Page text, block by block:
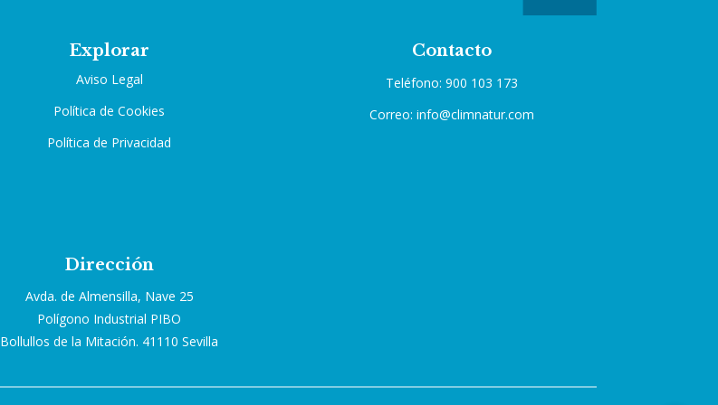
Explorar
Aviso Legal
Política de Cookies
Política de Privacidad
Contacto
Teléfono: 900 103 173
Correo: info@climnatur.com
Dirección
Avda. de Almensilla, Nave 25
Polígono Industrial PIBO
Bollullos de la Mitación. 41110 Sevilla